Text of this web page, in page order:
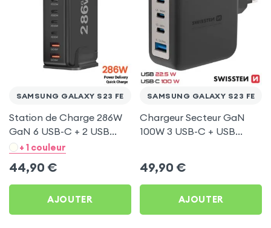
SAMSUNG GALAXY S23 FE
Station de Charge 286W
GaN 6 USB-C + 2 USB
Noir pour Samsung
+ 1 couleur
44,90 €
AJOUTER
SAMSUNG GALAXY S23 FE
Chargeur Secteur GaN
100W 3 USB-C + USB
49,90 €
AJOUTER